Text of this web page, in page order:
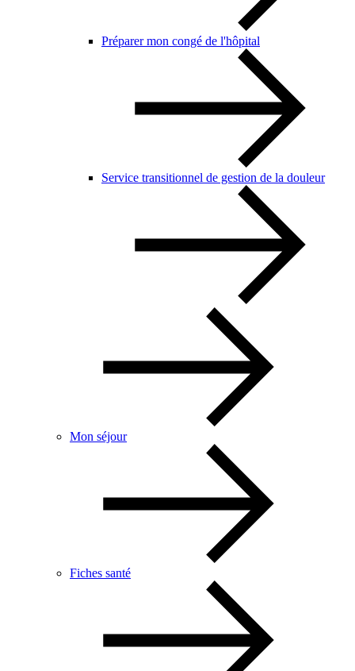
Préparer mon congé de l'hôpital
Service transitionnel de gestion de la douleur
Mon séjour
Fiches santé